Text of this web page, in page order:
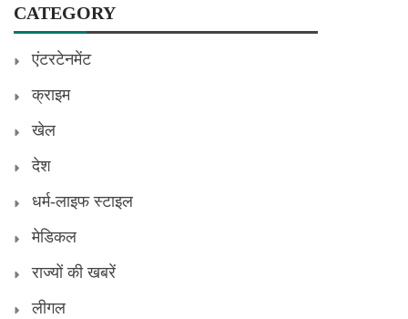
CATEGORY
एंटरटेनमेंट
क्राइम
खेल
देश
धर्म-लाइफ स्टाइल
मेडिकल
राज्यों की खबरें
लीगल